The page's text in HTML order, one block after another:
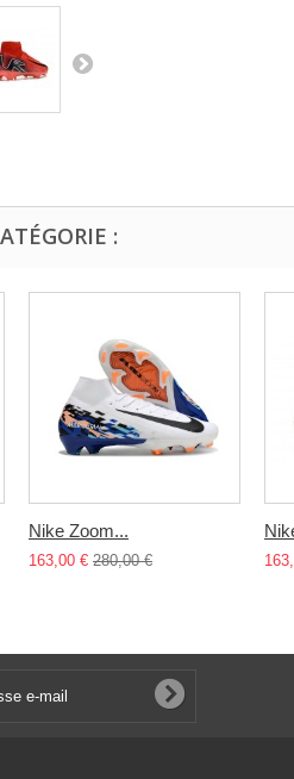
:
Nike Zoom...
163,00 € 280,00 €